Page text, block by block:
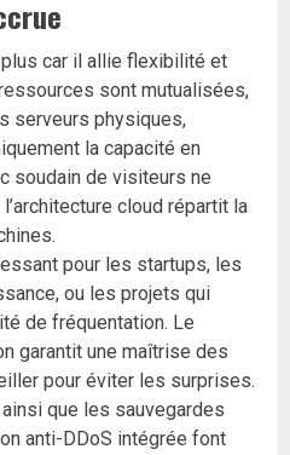
car il allie flexibilité et
sont mutualisées,
serveurs physiques,
la capacité en
soudain de visiteurs ne
cloud répartit la
pour les startups, les
ou les projets qui
de fréquentation. Le
garantit une maîtrise des
pour éviter les surprises.
que les sauvegardes
anti-DDoS intégrée font